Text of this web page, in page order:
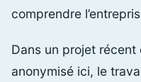
comprendre
Dans un projet
anonymisé ici, le